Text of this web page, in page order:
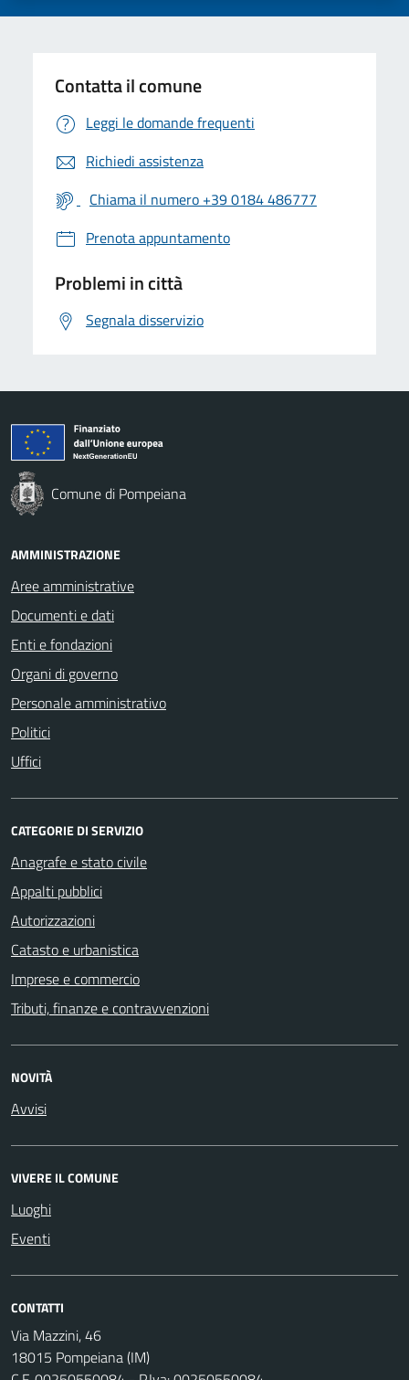
Contatta il comune
Leggi le domande frequenti
Richiedi assistenza
Chiama il numero +39 0184 486777
Prenota appuntamento
Problemi in città
Segnala disservizio
Comune di Pompeiana
AMMINISTRAZIONE
Aree amministrative
Documenti e dati
Enti e fondazioni
Organi di governo
Personale amministrativo
Politici
Uffici
CATEGORIE DI SERVIZIO
Anagrafe e stato civile
Appalti pubblici
Autorizzazioni
Catasto e urbanistica
Imprese e commercio
Tributi, finanze e contravvenzioni
NOVITÀ
Avvisi
VIVERE IL COMUNE
Luoghi
Eventi
CONTATTI
Via Mazzini, 46
18015 Pompeiana (IM)